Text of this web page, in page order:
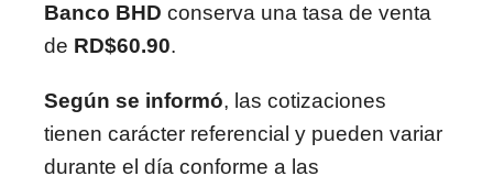
Banco BHD conserva una tasa de venta
de RD$60.90.
Según se informó, las cotizaciones
tienen carácter referencial y pueden variar
durante el día conforme a las